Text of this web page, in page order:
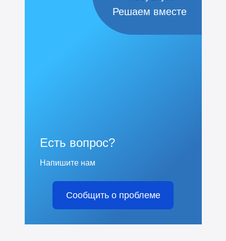
Решаем вместе
Есть вопрос?
Напишите нам
Сообщить о проблеме